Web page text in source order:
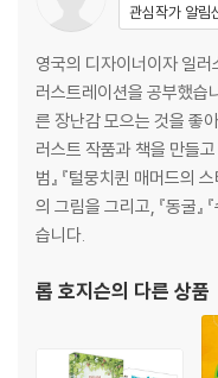
관심작가 알림
영국의 디자이너이자 일
러스트레이션을 공부했습
른 장난감 모으는 것을 좋
러스트 작품과 책을 만들
범』 『털뭉치퀸 매머드의
의 그림을 그리고, 『동굴』
습니다.
롭 호지슨의 다른 상품